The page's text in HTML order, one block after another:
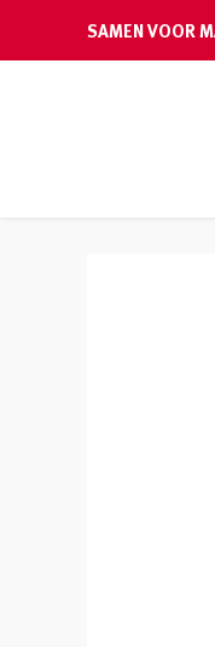
SAMEN VOOR